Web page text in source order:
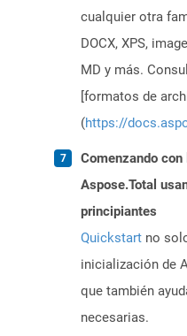
cualquier otra
DOCX, XPS,
MD y más.
[formatos de
(https://
Comenzando con
Aspose.Total
principiantes
Quickstart no
inicialización de
que también
necesarias.